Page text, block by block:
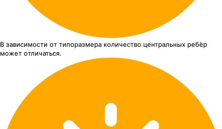
В зависимости от типоразмера количество центральных ребёр
может отличаться.